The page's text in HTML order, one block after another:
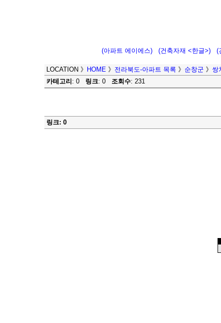
(아파트 에이에스) (건축자재 <한글>) (
LOCATION 》 HOME 》 전라북도-아파트 목록 》 순창군 》 쌍
카테고리 : 0 링크: 0 조회수: 231
링크: 0